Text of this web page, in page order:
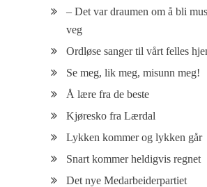
– Det var draumen om å bli
veg
Ordløse sanger til vårt felles
Se meg, lik meg, misunn meg!
Å lære fra de beste
Kjøresko fra Lærdal
Lykken kommer og lykken går
Snart kommer heldigvis regnet
Det nye Medarbeiderpartiet